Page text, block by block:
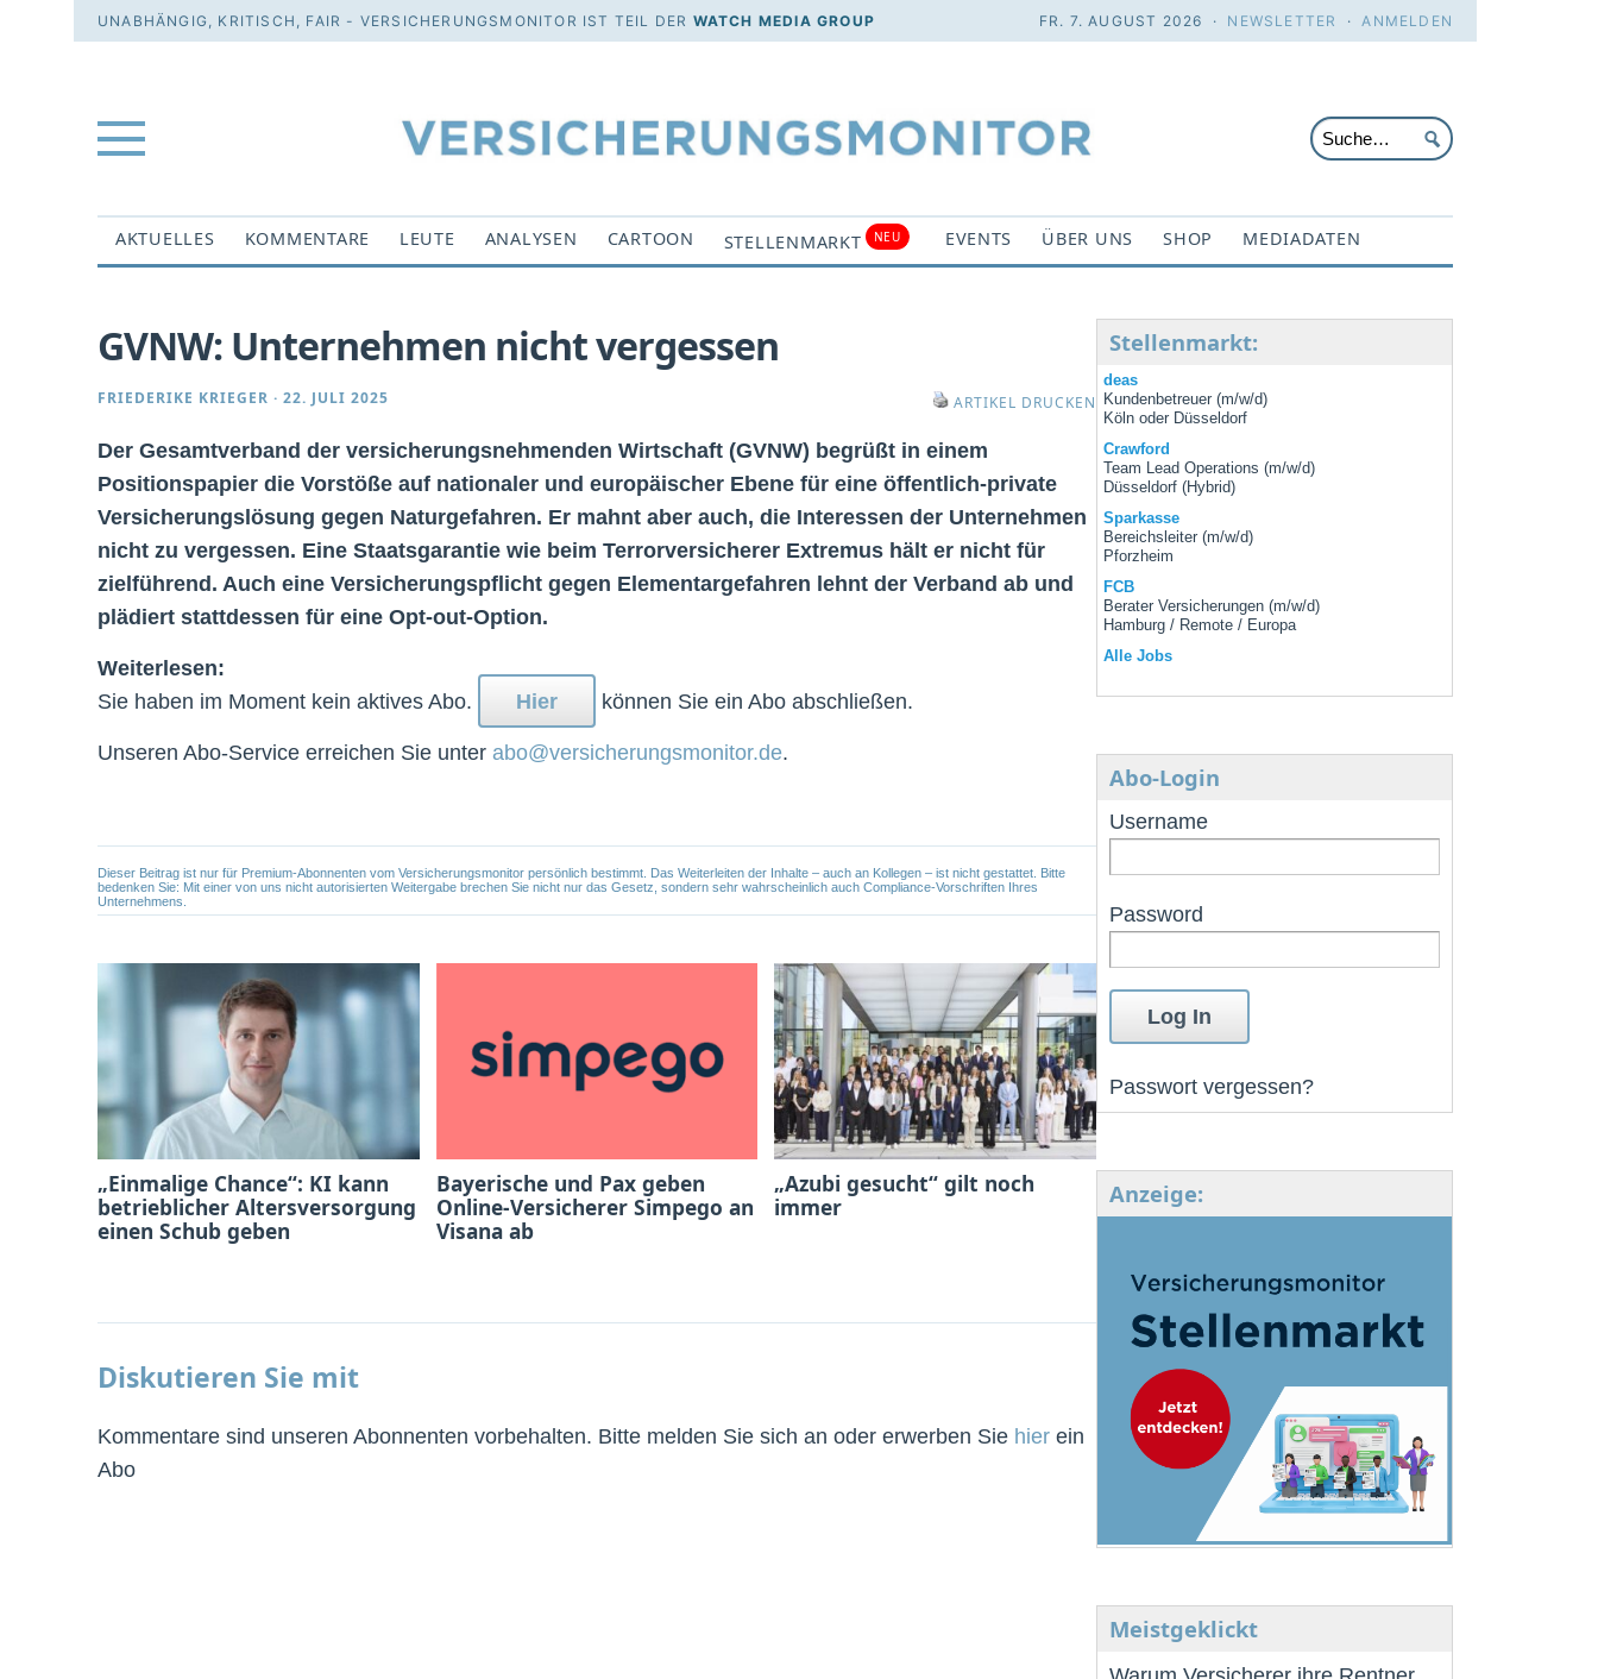
UNABHÄNGIG, KRITISCH, FAIR - VERSICHERUNGSMONITOR IST TEIL DER WATCH MEDIA GROUP FR. 7. AUGUST 2026 · NEWSLETTER ·ANMELDEN
AKTUELLES KOMMENTARE LEUTE ANALYSEN CARTOON STELLENMARKT NEU EVENTS ÜBER UNS SHOP MEDIADATEN
GVNW: Unternehmen nicht vergessen
FRIEDERIKE KRIEGER · 22. JULI 2025 ARTIKEL DRUCKEN
Der Gesamtverband der versicherungsnehmenden Wirtschaft (GVNW) begrüßt in einem
Positionspapier die Vorstöße auf nationaler und europäischer Ebene für eine öffentlich-private
Versicherungslösung gegen Naturgefahren. Er mahnt aber auch, die Interessen der Unternehmen
nicht zu vergessen. Eine Staatsgarantie wie beim Terrorversicherer Extremus hält er nicht für
zielführend. Auch eine Versicherungspflicht gegen Elementargefahren lehnt der Verband ab und
plädiert stattdessen für eine Opt-out-Option.
Weiterlesen:
Sie haben im Moment kein aktives Abo.
Hier können Sie ein Abo abschließen.
Unseren Abo-Service erreichen Sie unter abo@versicherungsmonitor.de.
Dieser Beitrag ist nur für Premium-Abonnenten vom Versicherungsmonitor persönlich bestimmt. Das Weiterleiten der Inhalte – auch an Kollegen – ist nicht gestattet. Bitte
bedenken Sie: Mit einer von uns nicht autorisierten Weitergabe brechen Sie nicht nur das Gesetz, sondern sehr wahrscheinlich auch Compliance-Vorschriften Ihres
Unternehmens.
„Einmalige Chance“: KI kann
betrieblicher Altersversorgung
einen Schub geben
Bayerische und Pax geben
Online-Versicherer Simpego an
Visana ab
„Azubi gesucht“ gilt noch
immer
Diskutieren Sie mit
Kommentare sind unseren Abonnenten vorbehalten. Bitte melden Sie sich an oder erwerben Sie hier ein
Abo
Stellenmarkt:
deas
Kundenbetreuer (m/w/d)
Köln oder Düsseldorf
Crawford
Team Lead Operations (m/w/d)
Düsseldorf (Hybrid)
Sparkasse
Bereichsleiter (m/w/d)
Pforzheim
FCB
Berater Versicherungen (m/w/d)
Hamburg / Remote / Europa
Alle Jobs
Abo-Login
Username
Password
Passwort vergessen?
Anzeige:
Meistgeklickt